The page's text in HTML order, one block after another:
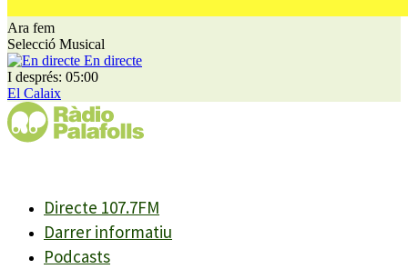
Ara fem
Selecció Musical
En directe
I després: 05:00
El Calaix
Directe 107.7FM
Darrer informatiu
Podcasts